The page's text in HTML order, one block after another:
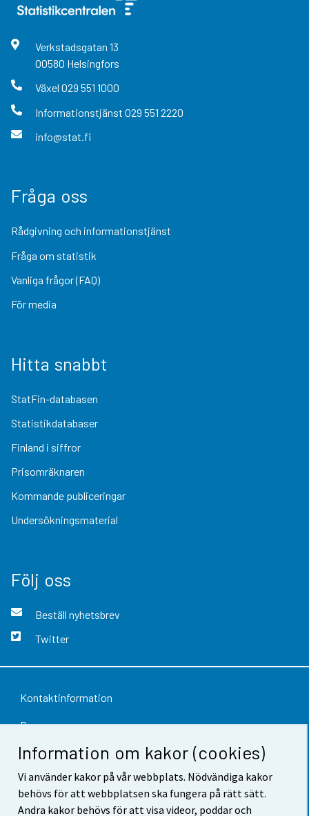
Information om kakor (cookies)
Vi använder kakor på vår webbplats. Nödvändiga kakor
behövs för att webbplatsen ska fungera på rätt sätt.
Andra kakor behövs för att visa videor, poddar och
Verkstadsgatan 13
00580 Helsingfors
Växel 029 551 1000
Informationstjänst 029 551 2220
info@stat.fi
Fråga oss
Rådgivning och informationstjänst
Fråga om statistik
Vanliga frågor (FAQ)
För media
Hitta snabbt
StatFin-databasen
Statistikdatabaser
Finland i siffror
Prisomräknaren
Kommande publiceringar
Undersökningsmaterial
Följ oss
Beställ nyhetsbrev
Twitter
Kontaktinformation
Respons
Användarvillkor
Dataskydd
Tillgänglighet